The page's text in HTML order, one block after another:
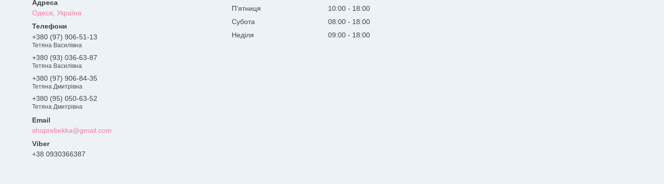
Одеса, Україна
+380 (97) 906-51-13
Тетяна Василівна
+380 (93) 036-63-87
Тетяна Василівна
+380 (97) 906-84-35
Тетяна Дмитрівна
+380 (95) 050-63-52
Тетяна Дмитрівна
shoprebekka@gmail.com
+38 0930366387
Пʼятниця
10:00
18:00
Субота
08:00
18:00
Неділя
09:00 18:00